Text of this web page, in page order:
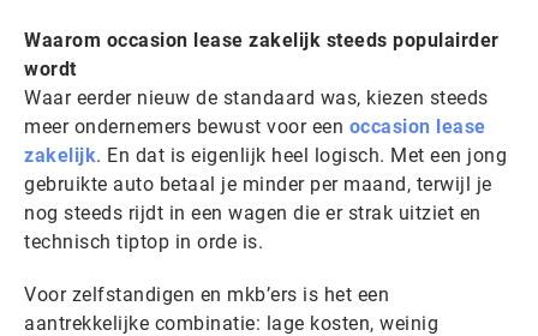
Waarom occasion lease zakelijk steeds populairder
wordt
Waar eerder nieuw de standaard was, kiezen steeds
meer ondernemers bewust voor een occasion lease
zakelijk. En dat is eigenlijk heel logisch. Met een jong
gebruikte auto betaal je minder per maand, terwijl je
nog steeds rijdt in een wagen die er strak uitziet en
technisch tiptop in orde is.
Voor zelfstandigen en mkb’ers is het een
aantrekkelijke combinatie: lage kosten, weinig